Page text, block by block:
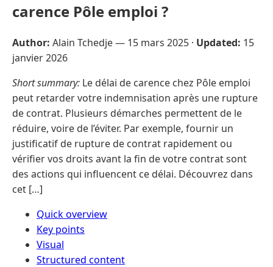
carence Pôle emploi ?
Author: Alain Tchedje — 15 mars 2025 · Updated: 15
janvier 2026
Short summary: Le délai de carence chez Pôle emploi
peut retarder votre indemnisation après une rupture
de contrat. Plusieurs démarches permettent de le
réduire, voire de l’éviter. Par exemple, fournir un
justificatif de rupture de contrat rapidement ou
vérifier vos droits avant la fin de votre contrat sont
des actions qui influencent ce délai. Découvrez dans
cet […]
Quick overview
Key points
Visual
Structured content